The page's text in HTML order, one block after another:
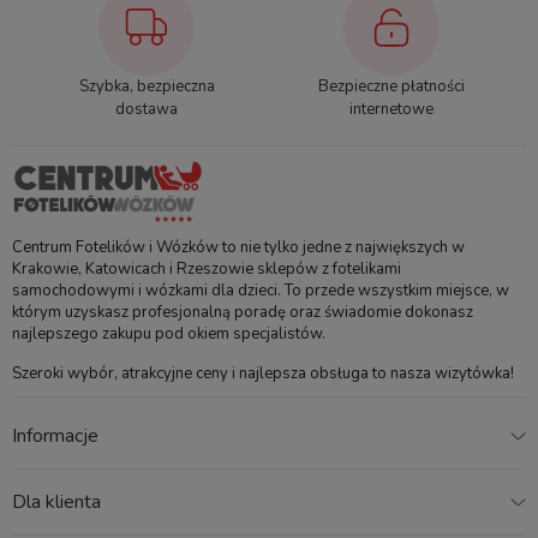
Jeden wózek - dwie spacerówki - dwa komplety kół.
zestawy kół możemy zastosować w obydwu spacerówkach,
razem z gondolą tworząc aż 6 różnych konfiguracji.
Każde koło w wózku Anex IQ posiada odrębną amortyzację,
dzięki czemu zapobiegniemy nieprzyjemnym wstrząsom
podczas jazdy. Bezobsługowe kółka wózka nie są narażone
na przebicie.
Różnice względem wersji Anex IQ Basic:
Szybka, bezpieczna
dostawa
Bezpieczne płatności
internetowe
Centrum Fotelików i Wózków to nie tylko jedne z największych w
Krakowie, Katowicach i Rzeszowie sklepów z fotelikami
samochodowymi i wózkami dla dzieci. To przede wszystkim miejsce, w
którym uzyskasz profesjonalną poradę oraz świadomie dokonasz
najlepszego zakupu pod okiem specjalistów.
Szeroki wybór, atrakcyjne ceny i najlepsza obsługa to nasza wizytówka!
Informacje
Dla klienta